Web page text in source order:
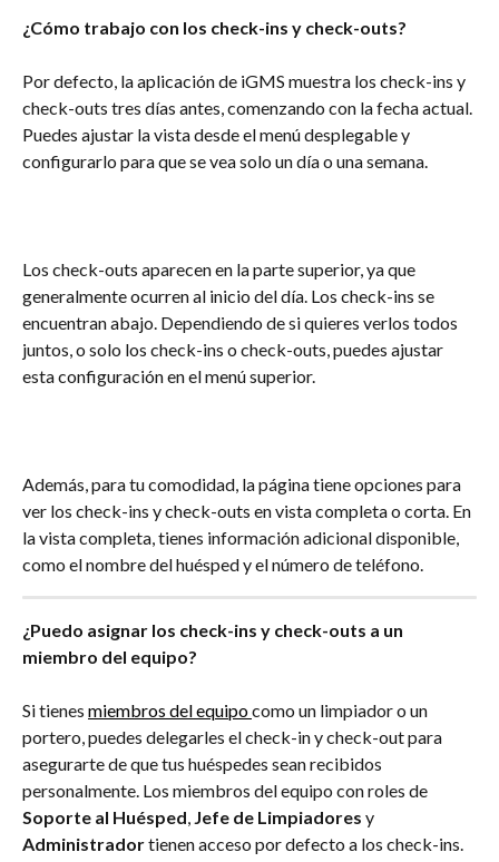
¿Cómo trabajo con los check-ins y check-outs?
Por defecto, la aplicación de iGMS muestra los check-ins y
check-outs tres días antes, comenzando con la fecha actual.
Puedes ajustar la vista desde el menú desplegable y
configurarlo para que se vea solo un día o una semana.
Los check-outs aparecen en la parte superior, ya que
generalmente ocurren al inicio del día. Los check-ins se
encuentran abajo. Dependiendo de si quieres verlos todos
juntos, o solo los check-ins o check-outs, puedes ajustar
esta configuración en el menú superior.
Además, para tu comodidad, la página tiene opciones para
ver los check-ins y check-outs en vista completa o corta. En
la vista completa, tienes información adicional disponible,
como el nombre del huésped y el número de teléfono.
¿Puedo asignar los check-ins y check-outs a un
miembro del equipo?
Si tienes miembros del equipo como un limpiador o un
portero, puedes delegarles el check-in y check-out para
asegurarte de que tus huéspedes sean recibidos
personalmente. Los miembros del equipo con roles de
Soporte al Huésped, Jefe de Limpiadores y
Administrador tienen acceso por defecto a los check-ins.